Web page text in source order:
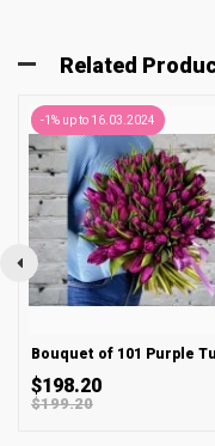
Related
-1% up to 16.03.2024
$198.20
$199.20